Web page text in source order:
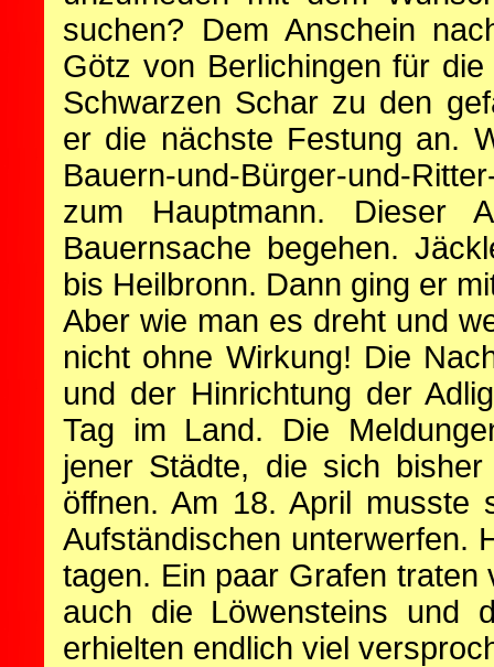
suchen? Dem Anschein
Götz von Berlichingen für
Schwarzen Schar zu den
er die nächste Festung an.
Bauern-und-Bürger-und-
zum Hauptmann. Dieser
Bauernsache begehen.
bis Heilbronn. Dann ging er
Aber wie man es dreht und
nicht ohne Wirkung! Die
und der Hinrichtung der
Tag im Land. Die
jener Städte, die sich
öffnen. Am 18. April musste
Aufständischen unterwerfen.
tagen. Ein paar Grafen
auch die Löwensteins und
erhielten endlich viel